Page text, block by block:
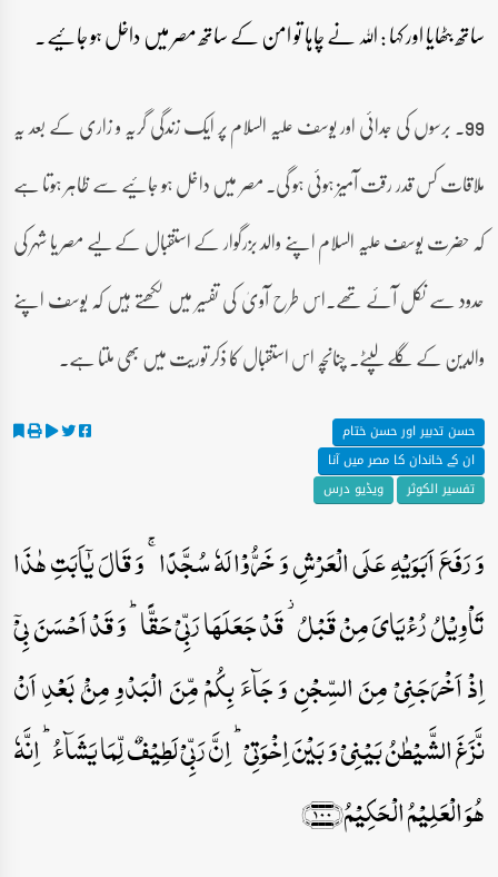
ساتھ بٹھایا اور کہا : اللہ نے چاہا تو امن کے ساتھ مصر میں داخل ہو جائیے۔
99۔ برسوں کی جدائی اور یوسف علیہ السلام پر ایک زندگی گریہ و زاری کے بعد یہ
ملاقات کس قدر رقت آمیز ہوئی ہو گی۔ مصر میں داخل ہو جائیے سے ظاہر ہوتا ہے
کہ حضرت یوسف علیہ السلام اپنے والد بزرگوار کے استقبال کے لیے مصر یا شہر کی
حدود سے نکل آئے تھے۔اس طرح آویٰ کی تفسیر میں لکھتے ہیں کہ یوسف اپنے
والدین کے گلے لپٹے۔ چنانچہ اس استقبال کا ذکر توریت میں بھی ملتا ہے۔
حسن تدبیر اور حسن ختام
ان کے خاندان کا مصر میں آنا
تفسیر الکوثر
ویڈیو درس
وَ رَفَعَ اَبَوَیۡہِ عَلَی الۡعَرۡشِ وَ خَرُّوۡا لَہٗ سُجَّدًا ۚ وَ قَالَ یٰۤاَبَتِ ہٰذَا
تَاۡوِیۡلُ رُءۡیَایَ مِنۡ قَبۡلُ ۫ قَدۡ جَعَلَہَا رَبِّیۡ حَقًّا ؕ وَ قَدۡ اَحۡسَنَ بِیۡۤ
اِذۡ اَخۡرَجَنِیۡ مِنَ السِّجۡنِ وَ جَآءَ بِکُمۡ مِّنَ الۡبَدۡوِ مِنۡۢ بَعۡدِ اَنۡ
نَّزَغَ الشَّیۡطٰنُ بَیۡنِیۡ وَ بَیۡنَ اِخۡوَتِیۡ ؕ اِنَّ رَبِّیۡ لَطِیۡفٌ لِّمَا یَشَآءُ ؕ اِنَّہٗ
ہُوَ الۡعَلِیۡمُ الۡحَکِیۡمُ﴿۱۰۰﴾